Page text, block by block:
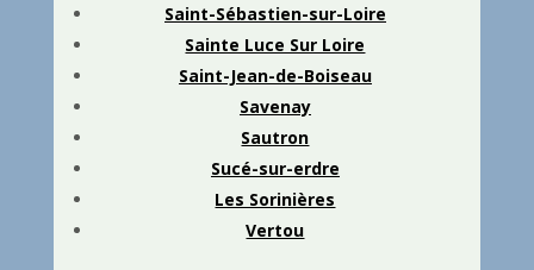
Saint-Sébastien-sur-Loire
Sainte Luce Sur Loire
Saint-Jean-de-Boiseau
Savenay
Sautron
Sucé-sur-erdre
Les Sorinières
Vertou